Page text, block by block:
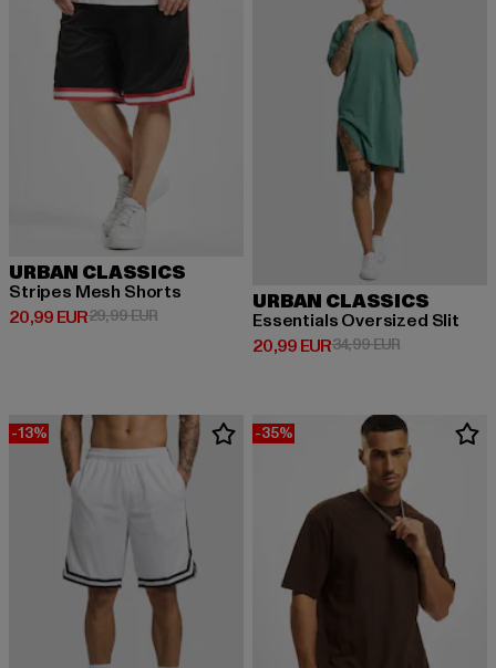
URBAN CLASSICS
Stripes Mesh Shorts
20,99 EUR
Derzeitiger Preis: 20,99 EUR
29,99 EURAktionspreis: 29,99 EUR
URBAN CLASSICS
Essentials Oversized Slit
20,99 EUR
Derzeitiger Preis: 20,99 EUR
34,99 EURAktionspreis:
-13% -35%